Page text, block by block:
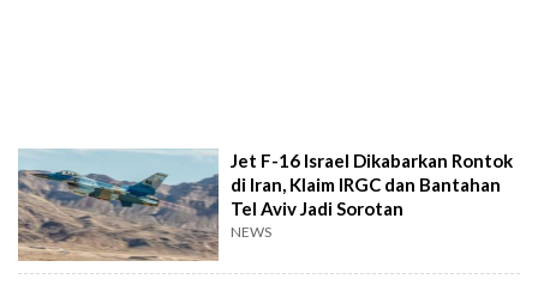
Jet F-16 Israel Dikabarkan Rontok
di Iran, Klaim IRGC dan Bantahan
Tel Aviv Jadi Sorotan
NEWS